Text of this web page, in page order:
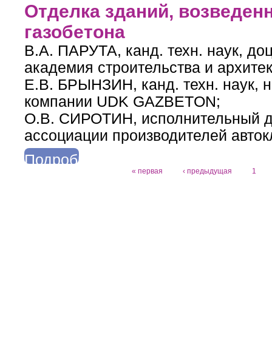
Отделка зданий,
газобетона
В.А. ПАРУТА, канд. техн. наук,
академия строительства и
Е.В. БРЫНЗИН, канд. техн. наук,
компании UDK GAZBETON;
О.В. СИРОТИН, исполнительный
ассоциации производителей
Подробнее
о Отделка зданий, возведенных из автоклавного газобетона
« первая ‹ предыдущая 1